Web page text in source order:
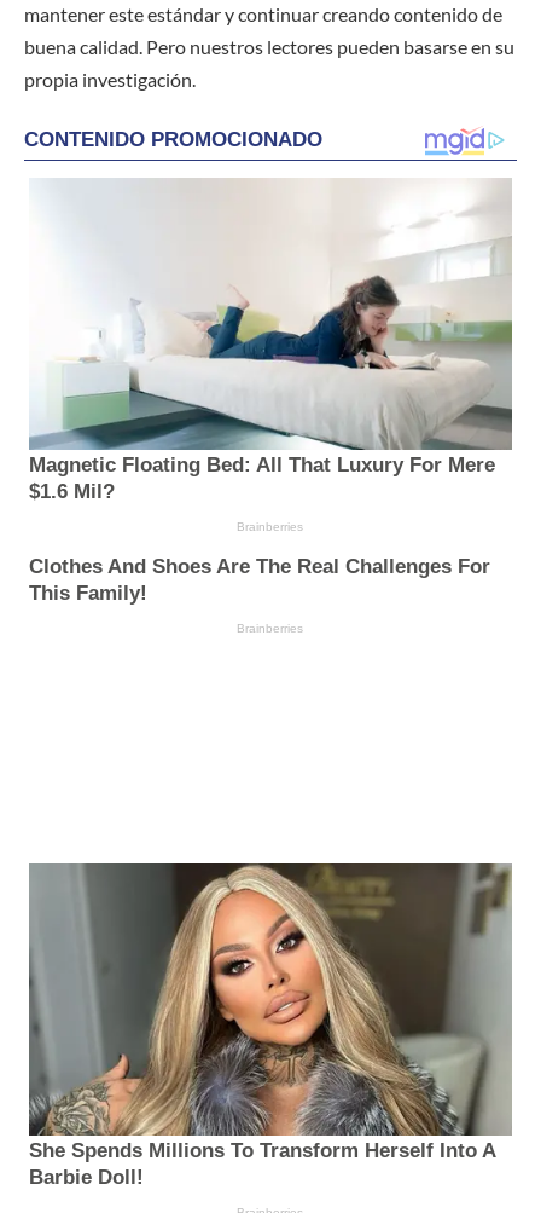
mantener este estándar y continuar creando contenido de
buena calidad. Pero nuestros lectores pueden basarse en su
propia investigación.